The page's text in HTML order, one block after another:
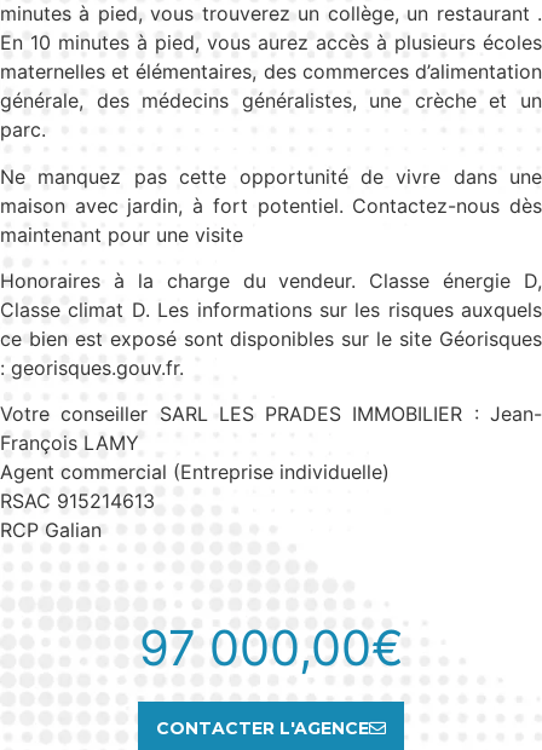
minutes à pied, vous trouverez un collège, un restaurant .
En 10 minutes à pied, vous aurez accès à plusieurs écoles
maternelles et élémentaires, des commerces d’alimentation
générale, des médecins généralistes, une crèche et un
parc.
Ne manquez pas cette opportunité de vivre dans une
maison avec jardin, à fort potentiel. Contactez-nous dès
maintenant pour une visite
Honoraires à la charge du vendeur. Classe énergie D,
Classe climat D. Les informations sur les risques auxquels
ce bien est exposé sont disponibles sur le site Géorisques
: georisques.gouv.fr.
Votre conseiller SARL LES PRADES IMMOBILIER : Jean-
François LAMY
Agent commercial (Entreprise individuelle)
RSAC 915214613
RCP Galian
97 000,00€
CONTACTER L'AGENCE